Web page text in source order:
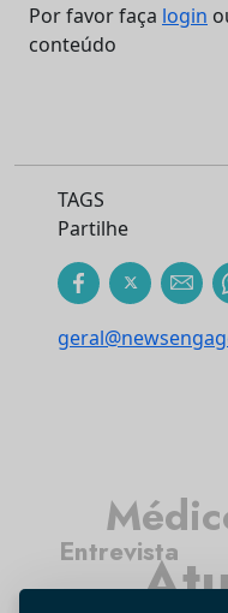
Por favor faça login
conteúdo
TAGS
Partilhe
Entrevista